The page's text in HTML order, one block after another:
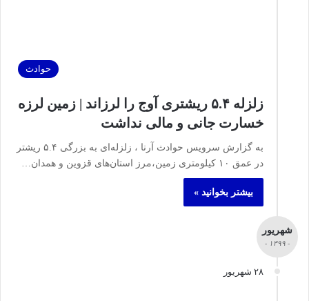
حوادث
زلزله‌ ۵.۴ ریشتری آوج را لرزاند | زمین لرزه
خسارت جانی و مالی نداشت
به گزارش سرویس حوادث آرنا ، زلزله‌ای به بزرگی ۵.۴ ریشتر
در عمق ۱۰ کیلومتری زمین،مرز استان‌های قزوین و همدان…
بیشتر بخوانید »
شهریور
- ۱۳۹۹ -
۲۸ شهریور